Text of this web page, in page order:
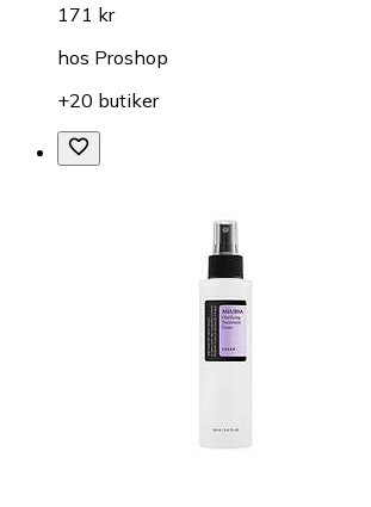
171 kr
hos Proshop
+20 butiker